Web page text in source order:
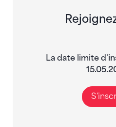
La date limite